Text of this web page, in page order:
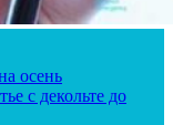
осень
с декольте до